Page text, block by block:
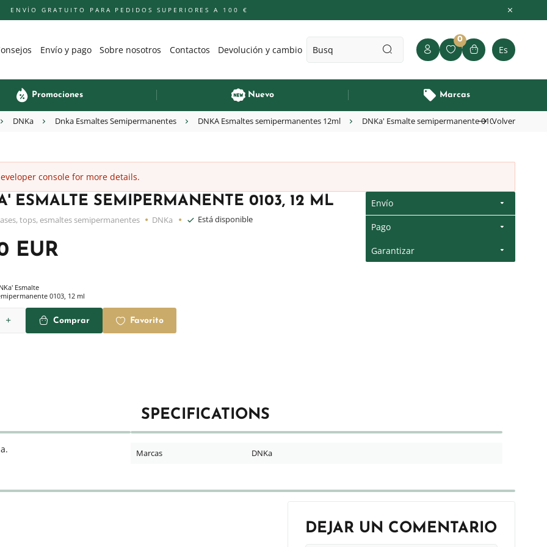
ENVÍO GRATUITO PARA PEDIDOS SUPERIORES A 100 €
0
Envío y pago Sobre nosotros Contactos Devolución y cambio Es
Promociones Nuevo Marcas
DNKa Dnka Esmaltes Semipermanentes DNKA Esmaltes semipermanentes 12ml DNKa' Esmalte semipermanente 0103, 12 ml
Volver
console for more details.
ESMALTE SEMIPERMANENTE 0103, 12 ML
tops, esmaltes semipermanentes DNKa Está disponible
EUR
Esmalte
0103, 12 ml
Comprar Favorito
Envío
Pago
Garantizar
SPECIFICATIONS
Marcas DNKa
DEJAR UN COMENTARIO